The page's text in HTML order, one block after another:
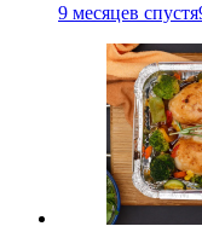
9 месяцев спустя